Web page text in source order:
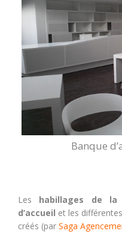
Banque
Les habillages de la
d’accueil et les différentes
créés (par Saga